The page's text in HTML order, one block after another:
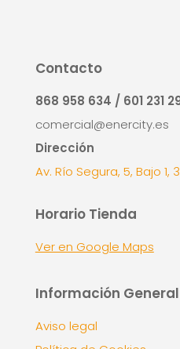
Contacto
868 958 634 / 601 231
comercial@enercity.es
Dirección
Av. Río Segura, 5, Bajo 1,
Horario Tienda
Ver en Google Maps
Información General
Aviso legal